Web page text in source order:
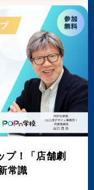
プ！「店舗劇
常識